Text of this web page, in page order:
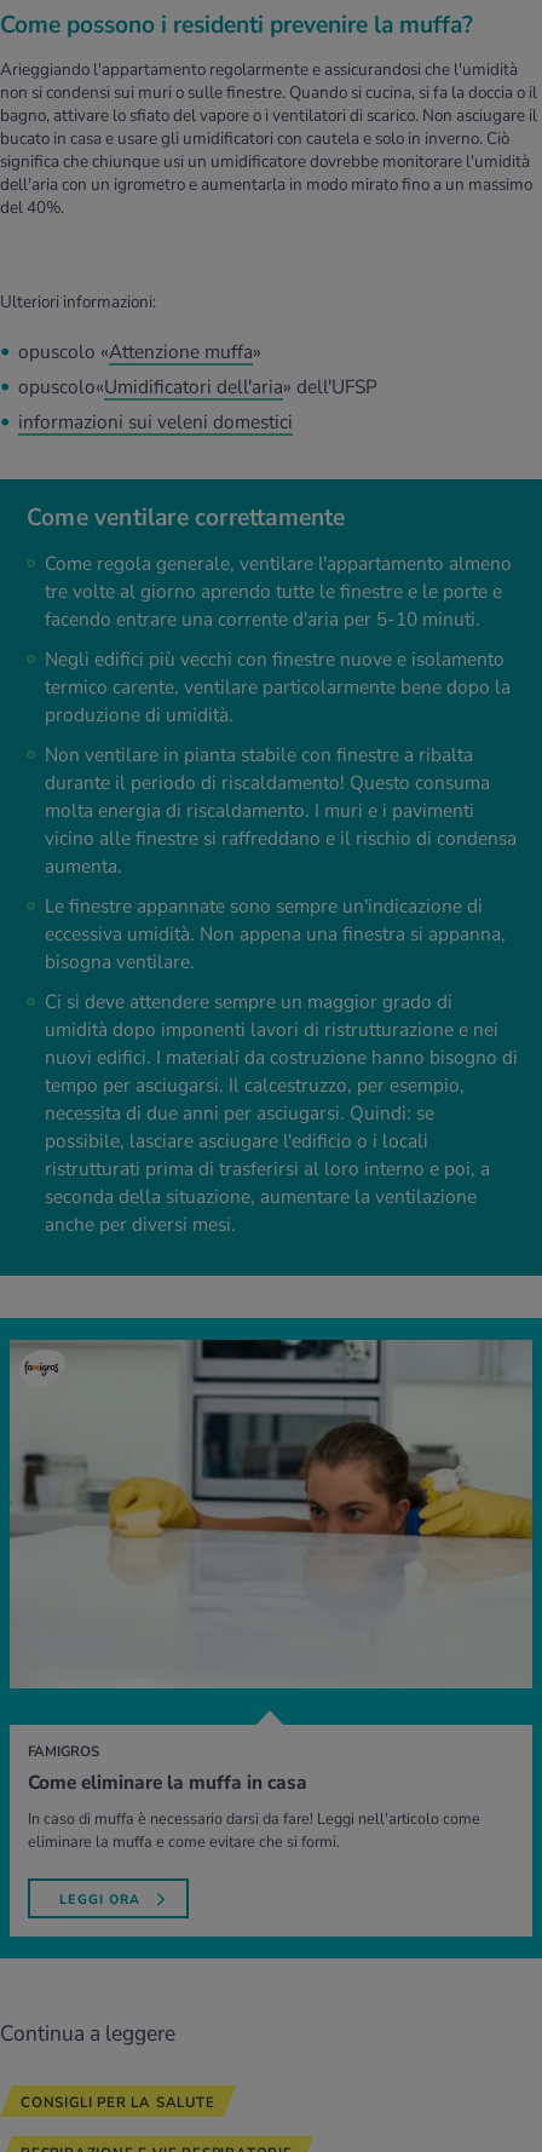
Come ventilare correttamente
Come regola generale, ventilare l'appartamento almeno
tre volte al giorno aprendo tutte le finestre e le porte e
facendo entrare una corrente d'aria per 5-10 minuti.
Negli edifici più vecchi con finestre nuove e isolamento
termico carente, ventilare particolarmente bene dopo la
produzione di umidità.
Non ventilare in pianta stabile con finestre a ribalta
durante il periodo di riscaldamento! Questo consuma
molta energia di riscaldamento. I muri e i pavimenti
vicino alle finestre si raffreddano e il rischio di condensa
aumenta.
Le finestre appannate sono sempre un'indicazione di
eccessiva umidità. Non appena una finestra si appanna,
bisogna ventilare.
Ci si deve attendere sempre un maggior grado di
umidità dopo imponenti lavori di ristrutturazione e nei
nuovi edifici. I materiali da costruzione hanno bisogno di
tempo per asciugarsi. Il calcestruzzo, per esempio,
necessita di due anni per asciugarsi. Quindi: se
possibile, lasciare asciugare l'edificio o i locali
ristrutturati prima di trasferirsi al loro interno e poi, a
seconda della situazione, aumentare la ventilazione
anche per diversi mesi.
Come possono i residenti prevenire la muffa?
Arieggiando l'appartamento regolarmente e assicurandosi che l'umidità
non si condensi sui muri o sulle finestre. Quando si cucina, si fa la doccia o il
bagno, attivare lo sfiato del vapore o i ventilatori di scarico. Non asciugare il
bucato in casa e usare gli umidificatori con cautela e solo in inverno. Ciò
significa che chiunque usi un umidificatore dovrebbe monitorare l'umidità
dell'aria con un igrometro e aumentarla in modo mirato fino a un massimo
del 40%.
Ulteriori informazioni:
opuscolo «Attenzione muffa»
opuscolo«Umidificatori dell'aria» dell'UFSP
informazioni sui veleni domestici
FAMIGROS
Come eliminare la muffa in casa
In caso di muffa è necessario darsi da fare! Leggi nell'articolo come
eliminare la muffa e come evitare che si formi.
LEGGI ORA
Continua a leggere
CONSIGLI PER LA SALUTE